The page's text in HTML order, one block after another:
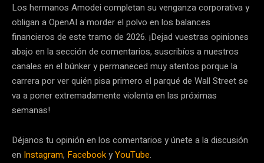
Los hermanos Amodei completan su venganza corporativa y
obligan a OpenAI a morder el polvo en los balances
financieros de este tramo de 2026. ¡Dejad vuestras opiniones
abajo en la sección de comentarios, suscribíos a nuestros
canales en el búnker y permaneced muy atentos porque la
carrera por ver quién pisa primero el parqué de Wall Street se
va a poner extremadamente violenta en las próximas
semanas!
Déjanos tu opinión en los comentarios y únete a la discusión
en Instagram, FacebookyYouTube.